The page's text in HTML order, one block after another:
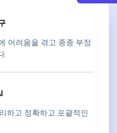
어려움을 겪고 종종 부정
.
하고 정확하고 포괄적인